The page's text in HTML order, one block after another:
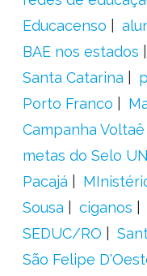
Educacenso
BAE nos estados
Santa Catarina
Porto Franco
Campanha Voltaê
metas do Selo
Pacajá
Sousa
ciganos
SEDUC/RO
São Felipe